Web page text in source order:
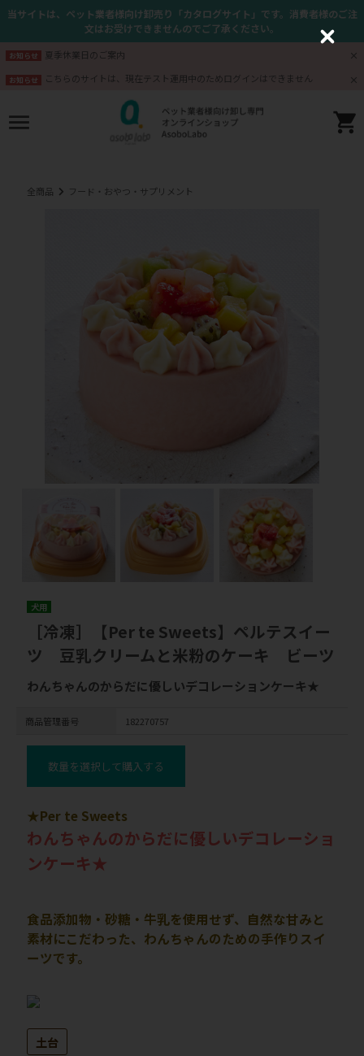
当サイトは、ペット業者様向け卸売り「カタログサイト」です。消費者様のご注
文はお受けできませんのでご了承ください。
お知らせ 夏季休業日のご案内
お知らせ こちらのサイトは、現在テスト運用中のためログインはできません
全商品 フード・おやつ・サプリメント
犬用
［冷凍］【Per te Sweets】ペルテスイー
ツ 豆乳クリームと米粉のケーキ ビーツ
わんちゃんのからだに優しいデコレーションケーキ★
商品管理番号 182270757
数量を選択して購入する
★Per te Sweets
わんちゃんのからだに優しいデコレーショ
ンケーキ★
食品添加物・砂糖・牛乳を使用せず、自然な甘みと
素材にこだわった、わんちゃんのための手作りスイ
ーツです。
土台
C